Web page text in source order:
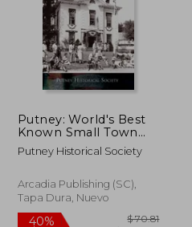
40%
Putney: World's Best
Known Small Town
(en Inglés)
Putney Historical Society
Arcadia Publishing (SC),
Tapa Dura, Nuevo